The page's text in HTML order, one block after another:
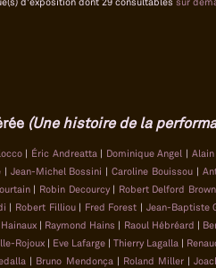
(Une histoire de la
| Éric Andreatta | Dominique Angel |
| Jean-Michel Bossini |Caroline Bouissou |
| Robin Decourcy | Robert Delford
| Robert Filliou | Fred Forest | Jean-Baptiste
| Raymond Hains | Raoul Hébréard |
Rojoux | Eve Lafarge |Thierry Lagalla |
| Bruno Mendonça | Roland Miller |